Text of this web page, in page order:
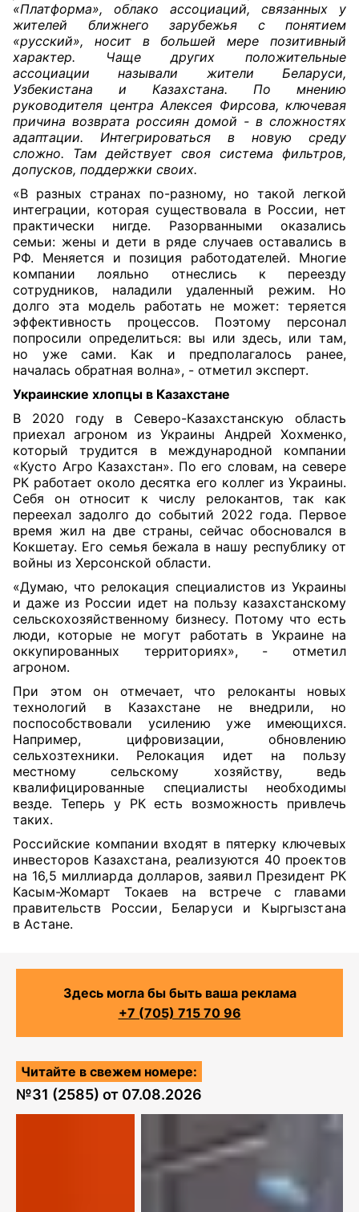
«Платформа», облако ассоциаций, связанных у
жителей ближнего зарубежья с понятием
«русский», носит в большей мере позитивный
характер. Чаще других положительные
ассоциации называли жители Беларуси,
Узбекистана и Казахстана. По мнению
руководителя центра Алексея Фирсова, ключевая
причина возврата россиян домой - в сложностях
адаптации. Интегрироваться в новую среду
сложно. Там действует своя система фильтров,
допусков, поддержки своих.
«В разных странах по-разному, но такой легкой
интеграции, которая существовала в России, нет
практически нигде. Разорванными оказались
семьи: жены и дети в ряде случаев оставались в
РФ. Меняется и позиция работодателей. Многие
компании лояльно отнеслись к переезду
сотрудников, наладили удаленный режим. Но
долго эта модель работать не может: теряется
эффективность процессов. Поэтому персонал
попросили определиться: вы или здесь, или там,
но уже сами. Как и предполагалось ранее,
началась обратная волна», - отметил эксперт.
Украинские хлопцы в Казахстане
В 2020 году в Северо-Казахстанскую область
приехал агроном из Украины Андрей Хохменко,
который трудится в международной компании
«Кусто Агро Казахстан». По его словам, на севере
РК работает около десятка его коллег из Украины.
Себя он относит к числу релокантов, так как
переехал задолго до событий 2022 года. Первое
время жил на две страны, сейчас обосновался в
Кокшетау. Его семья бежала в нашу республику от
войны из Херсонской области.
«Думаю, что релокация специалистов из Украины
и даже из России идет на пользу казахстанскому
сельскохозяйственному бизнесу. Потому что есть
люди, которые не могут работать в Украине на
оккупированных территориях», - отметил
агроном.
При этом он отмечает, что релоканты новых
технологий в Казахстане не внедрили, но
поспособствовали усилению уже имеющихся.
Например, цифровизации, обновлению
сельхозтехники. Релокация идет на пользу
местному сельскому хозяйству, ведь
квалифицированные специалисты необходимы
везде. Теперь у РК есть возможность привлечь
таких.
Российские компании входят в пятерку ключевых
инвесторов Казахстана, реализуются 40 проектов
на 16,5 миллиарда долларов, заявил Президент РК
Касым-Жомарт Токаев на встрече с главами
правительств России, Беларуси и Кыргызстана
в Астане.
Здесь могла бы быть ваша реклама
+7 (705) 715 70 96
Читайте в свежем номере:
№31 (2585) от 07.08.2026